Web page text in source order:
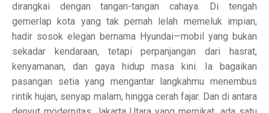
dirangkai dengan tangan-tangan cahaya. Di tengah
gemerlap kota yang tak pernah lelah memeluk impian,
hadir sosok elegan bernama Hyundai—mobil yang bukan
sekadar kendaraan, tetapi perpanjangan dari hasrat,
kenyamanan, dan gaya hidup masa kini. Ia bagaikan
pasangan setia yang mengantar langkahmu menembus
rintik hujan, senyap malam, hingga cerah fajar. Dan di antara